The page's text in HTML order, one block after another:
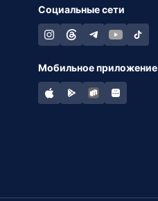
Социальные сети
Мобильное приложение